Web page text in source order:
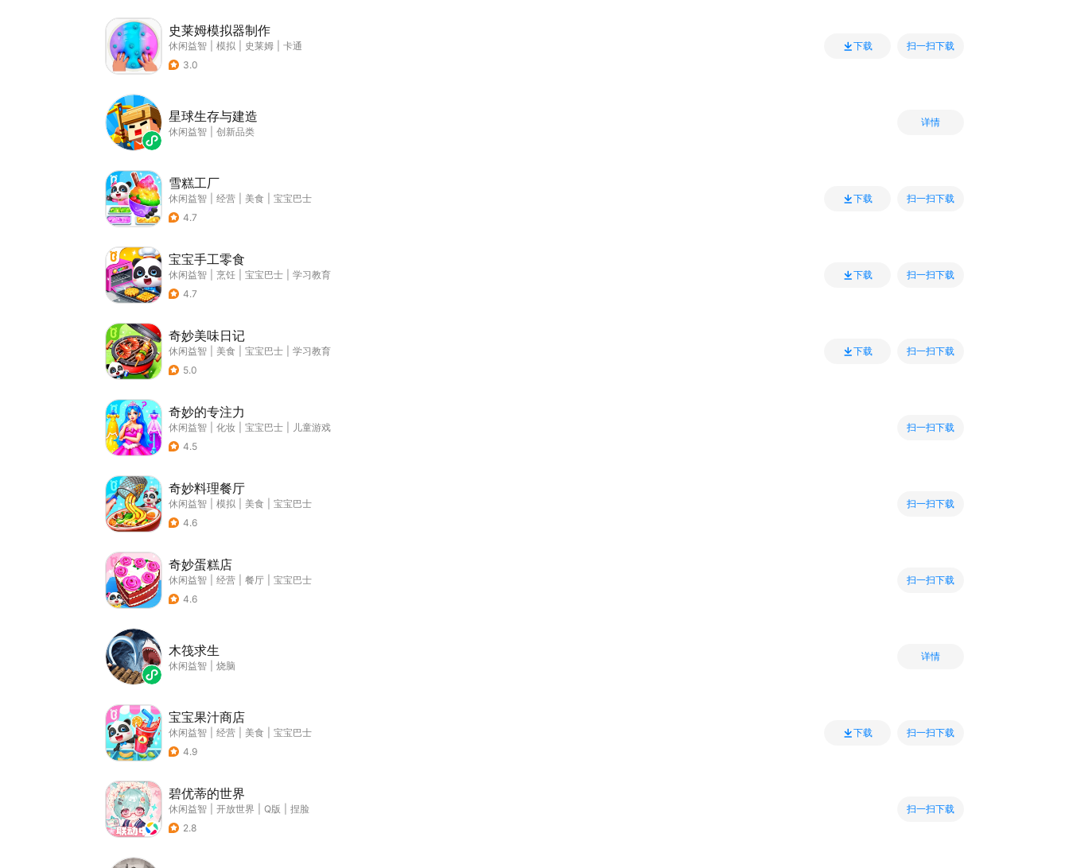
史莱姆模拟器制作
休闲益智 模拟 史莱姆
卡通
3.0
下载 扫一扫下载
星球生存与建造
休闲益智 创新品类
详情
雪糕工厂
休闲益智 经营 美食
宝宝巴士
4.7
下载 扫一扫下载
宝宝手工零食
休闲益智 烹饪 宝宝巴士
学习教育
4.7
下载 扫一扫下载
奇妙美味日记
休闲益智 美食 宝宝巴士
学习教育
5.0
下载 扫一扫下载
奇妙的专注力
休闲益智 化妆 宝宝巴士
儿童游戏
4.5
扫一扫下载
奇妙料理餐厅
休闲益智 模拟 美食
宝宝巴士
4.6
扫一扫下载
奇妙蛋糕店
休闲益智 经营 餐厅
宝宝巴士
4.6
扫一扫下载
木筏求生
休闲益智 烧脑
详情
宝宝果汁商店
休闲益智 经营 美食
宝宝巴士
4.9
下载 扫一扫下载
碧优蒂的世界
休闲益智 开放世界 Q版
捏脸
2.8
扫一扫下载